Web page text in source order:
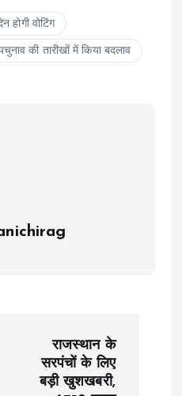
होगी वोटिंग
की तारीखों में किया बदलाव
राजस्थान के
सरपंचों के लिए
बड़ी खुशखबरी,